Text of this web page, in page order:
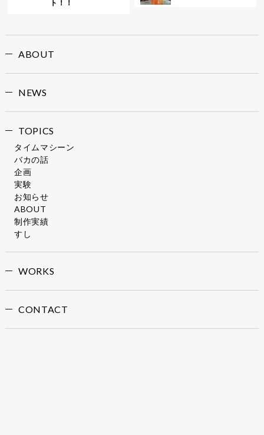
ト！！
ABOUT
NEWS
TOPICS
タイムマシーン
バカの話
企画
実験
お知らせ
ABOUT
制作実績
すし
WORKS
CONTACT